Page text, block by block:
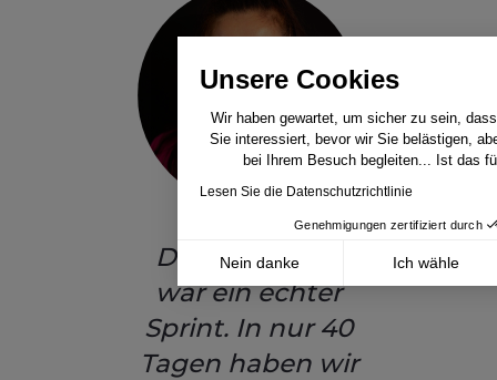
Unsere Cookies
Wir haben gewartet, um sicher zu sein,
Sie interessiert, bevor wir Sie belästigen,
bei Ihrem Besuch begleiten... Ist das
Lesen Sie die Datenschutzrichtlinie
Genehmigungen zertifiziert durch
Nein danke
Ich wähle
Axeptio consent
Einwilligungsmanagementplattform: Passen
Unsere Plattform ermöglicht es Ihnen, Ihre
Dieses Projekt
war ein echter
Sprint. In nur 40
Tagen haben wir